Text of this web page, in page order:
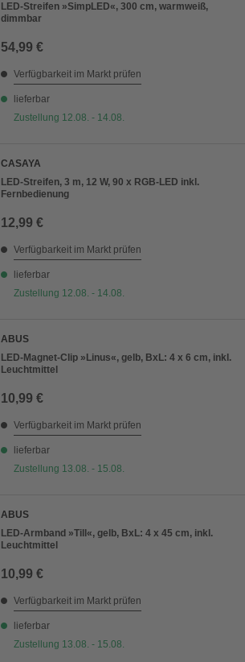
LED-Streifen »SimpLED«, 300 cm, warmweiß,
dimmbar
54,99 €
Verfügbarkeit im Markt prüfen
lieferbar
Zustellung 12.08. - 14.08.
CASAYA
LED-Streifen, 3 m, 12 W, 90 x RGB-LED inkl.
Fernbedienung
12,99 €
Verfügbarkeit im Markt prüfen
lieferbar
Zustellung 12.08. - 14.08.
ABUS
LED-Magnet-Clip »Linus«, gelb, BxL: 4 x 6 cm, inkl.
Leuchtmittel
10,99 €
Verfügbarkeit im Markt prüfen
lieferbar
Zustellung 13.08. - 15.08.
ABUS
LED-Armband »Till«, gelb, BxL: 4 x 45 cm, inkl.
Leuchtmittel
10,99 €
Verfügbarkeit im Markt prüfen
lieferbar
Zustellung 13.08. - 15.08.